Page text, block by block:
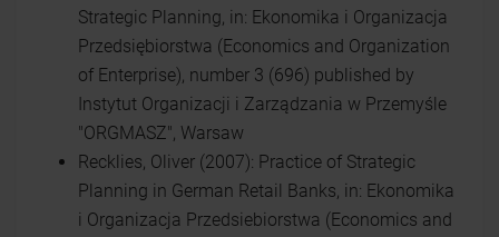
Strategic Planning, in: Ekonomika i Organizacja
Przedsiębiorstwa (Economics and Organization
of Enterprise), number 3 (696) published by
Instytut Organizacji i Zarządzania w Przemyśle
"ORGMASZ", Warsaw
Recklies, Oliver (2007): Practice of Strategic
Planning in German Retail Banks, in: Ekonomika
i Organizacja Przedsiebiorstwa (Economics and